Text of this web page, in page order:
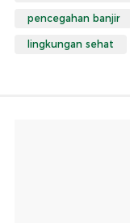
pencegahan banjir
lingkungan sehat